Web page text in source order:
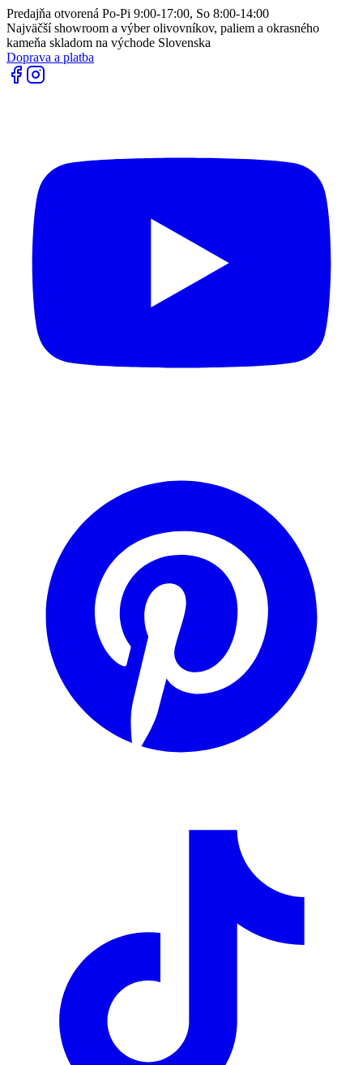
Predajňa otvorená Po-Pi 9:00-17:00, So 8:00-14:00
Najväčší showroom a výber olivovníkov, paliem a okrasného
kameňa skladom na východe Slovenska
Doprava a platba